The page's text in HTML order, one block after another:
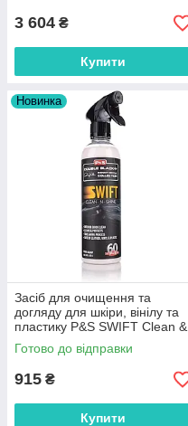
3 604 ₴
Купити
Новинка
Засіб для очищення та
догляду для шкіри, вінілу та
пластику P&S SWIFT Clean &
Shine 473мл 214590
Готово до відправки
915 ₴
Купити